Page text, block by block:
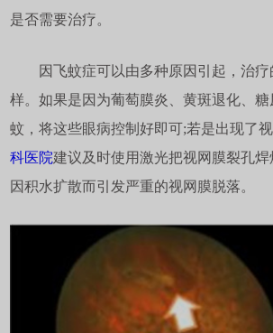
是否需要治疗。
因飞蚊症可以由多种原因引起，治疗
样。如果是因为葡萄膜炎、黄斑退化、
蚊，将这些眼病控制好即可;若是出现了视
科医院建议及时使用激光把视网膜裂孔
因积水扩散而引发严重的视网膜脱落。